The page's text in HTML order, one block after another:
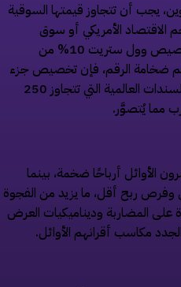
يجب أن تتجاوز قيمتها السوقية
الأمريكي أو سوق
الذهب، ويفترض هذا السيناريو تخصيص وول ستريت 10% من
ضخامة الرقم، فإن تخصيص جزء
صغير من سيولة أسواق الأسهم والسندات العالمية التي تتجاوز 250
يُتصوَّر.
أرباحًا ضخمة، بينما
ربح أقل، ما يزيد من الفجوة
المضاربة وديناميكيات العرض
مكاسب أقرانهم الأوائل.